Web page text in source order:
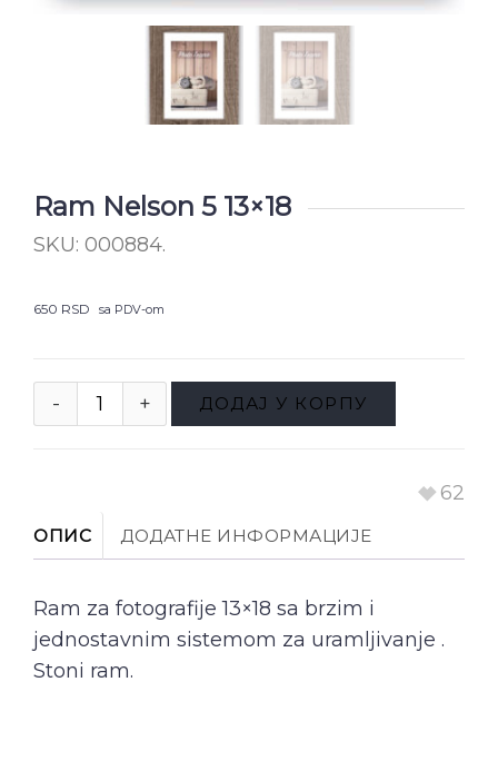
Ram Nelson 5 13×18
SKU: 000884.
650 RSD sa PDV-om
ДОДАЈ У КОРПУ
62
ОПИС ДОДАТНЕ ИНФОРМАЦИЈЕ
Ram za fotografije 13×18 sa brzim i
jednostavnim sistemom za uramljivanje .
Stoni ram.